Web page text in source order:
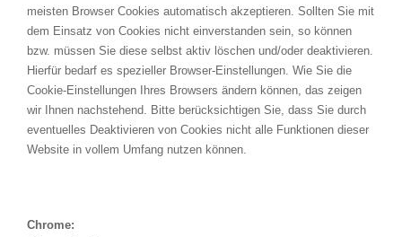
meisten Browser Cookies automatisch akzeptieren. Sollten Sie mit
dem Einsatz von Cookies nicht einverstanden sein, so können
bzw. müssen Sie diese selbst aktiv löschen und/oder deaktivieren.
Hierfür bedarf es spezieller Browser-Einstellungen. Wie Sie die
Cookie-Einstellungen Ihres Browsers ändern können, das zeigen
wir Ihnen nachstehend. Bitte berücksichtigen Sie, dass Sie durch
eventuelles Deaktivieren von Cookies nicht alle Funktionen dieser
Website in vollem Umfang nutzen können.
Chrome: